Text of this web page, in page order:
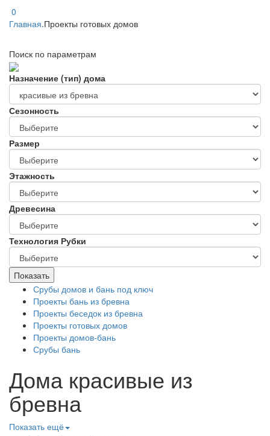
0
Главная.Проекты готовых домов
Поиск по параметрам
Назначение (тип) дома
Сезонность
Размер
Этажность
Древесина
Технология Рубки
Показать
Срубы домов и бань под ключ
Проекты бань из бревна
Проекты беседок из бревна
Проекты готовых домов
Проекты домов-бань
Срубы бань
Дома красивые из
бревна
Показать ещё